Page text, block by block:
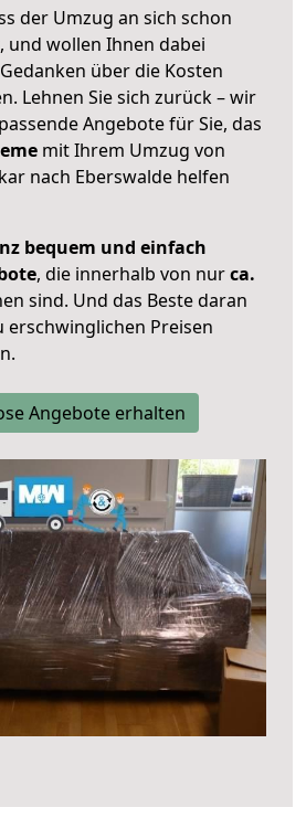
der Umzug an sich schon
und wollen Ihnen dabei
über die Kosten
Lehnen Sie sich zurück – wir
Angebote für Sie, das
mit Ihrem Umzug von
nach Eberswalde helfen
bequem und einfach
, die innerhalb von nurca.
sind. Und das Beste daran
erschwinglichen Preisen
Angebote erhalten